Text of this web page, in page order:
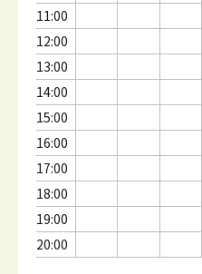
11:00
12:00
13:00
14:00
15:00
16:00
17:00
18:00
19:00
20:00